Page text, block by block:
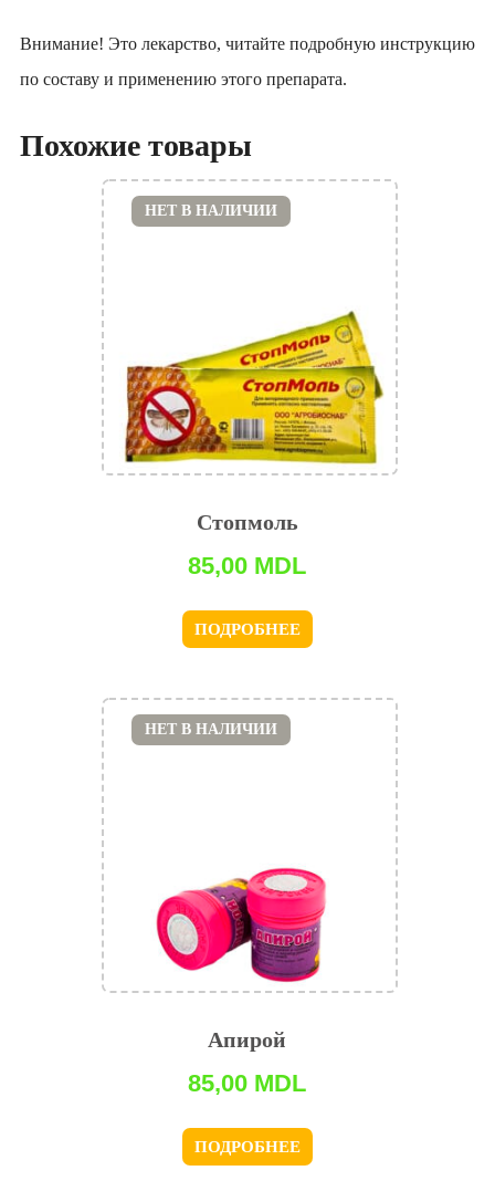
Внимание! Это лекарство, читайте подробную инструкцию
по составу и применению этого препарата.
Похожие товары
Стопмоль
85,00 MDL
ПОДРОБНЕЕ
НЕТ В НАЛИЧИИ
Апирой
85,00 MDL
ПОДРОБНЕЕ
НЕТ В НАЛИЧИИ